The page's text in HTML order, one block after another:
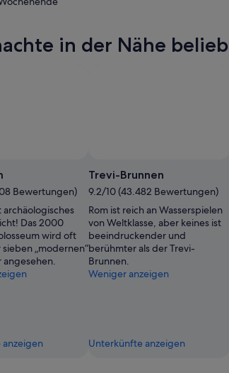
in der Nähe
Bewertungen)
archäologisches
Das 2000
wird oft
sieben „modernen“
Trevi-Brunnen
9.2/10 (43.482 Bewertungen)
Rom ist reich an Wasserspielen
von Weltklasse, aber keines ist
beeindruckender und
berühmter als der Trevi-
Brunnen.
Weniger anzeigen
Unterkünfte anzeigen